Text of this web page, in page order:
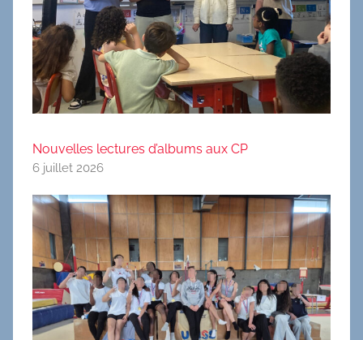
Nouvelles lectures d’albums aux CP
6 juillet 2026